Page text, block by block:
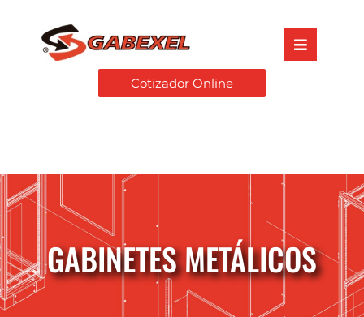
Cotizador Online
GABINETES METÁLICOS